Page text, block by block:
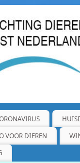
VOOR DIEREN